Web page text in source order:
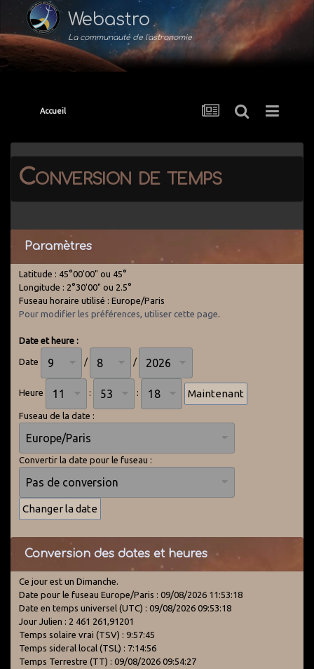
Webastro
La communauté de l'astronomie
Accueil
Conversion de temps
Paramètres
Latitude : 45°00'00" ou 45°
Longitude : 2°30'00" ou 2.5°
Fuseau horaire utilisé : Europe/Paris
Pour modifier les préférences, utiliser cette page.
Date et heure :
Date / /
Heure : :
Fuseau de la date :
Convertir la date pour le fuseau :
Conversion des dates et heures
Ce jour est un Dimanche.
Date pour le fuseau Europe/Paris : 09/08/2026 11:53:18
Date en temps universel (UTC) : 09/08/2026 09:53:18
Jour Julien : 2 461 261,91201
Temps solaire vrai (TSV) : 9:57:45
Temps sideral local (TSL) : 7:14:56
Temps Terrestre (TT) : 09/08/2026 09:54:27